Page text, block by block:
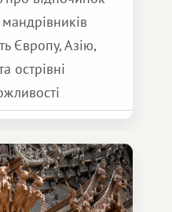
мандрівників
Європу, Азію,
острівні
ширші.
– континент,
зовсім